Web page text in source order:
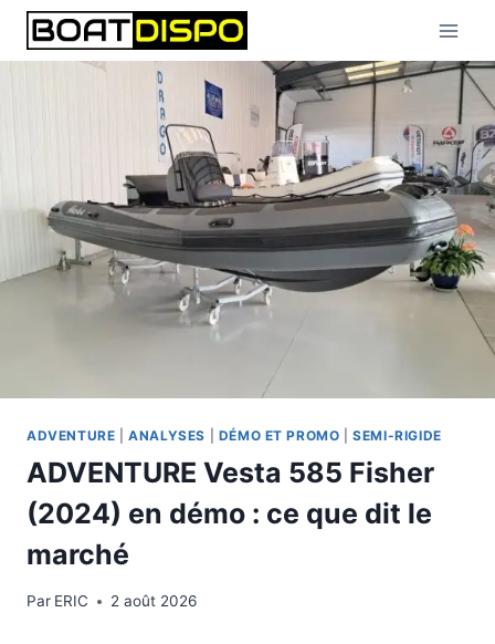
Aller
ADVENTURE |ANALYSES DÉMO ET PROMO |SEMI-RIGIDE
ADVENTURE Vesta 585 Fisher
(2024) en démo : ce que dit le
marché
Par ERIC 2 août 2026